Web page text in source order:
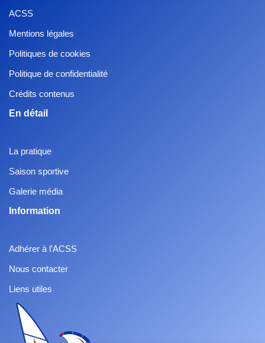
ACSS
Mentions légales
Politiques de cookies
Politique de confidentialité
Crédits contenus
En détail
La pratique
Saison sportive
Galerie média
Information
Adhérer à l’ACSS
Nous contacter
Liens utiles